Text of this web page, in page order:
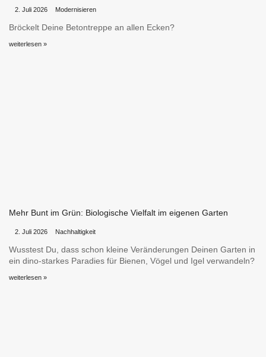
2. Juli 2026 Modernisieren
Bröckelt Deine Betontreppe an allen Ecken?
weiterlesen »
Mehr Bunt im Grün: Biologische Vielfalt im eigenen Garten
2. Juli 2026 Nachhaltigkeit
Wusstest Du, dass schon kleine Veränderungen Deinen Garten in
ein dino-starkes Paradies für Bienen, Vögel und Igel verwandeln?
weiterlesen »